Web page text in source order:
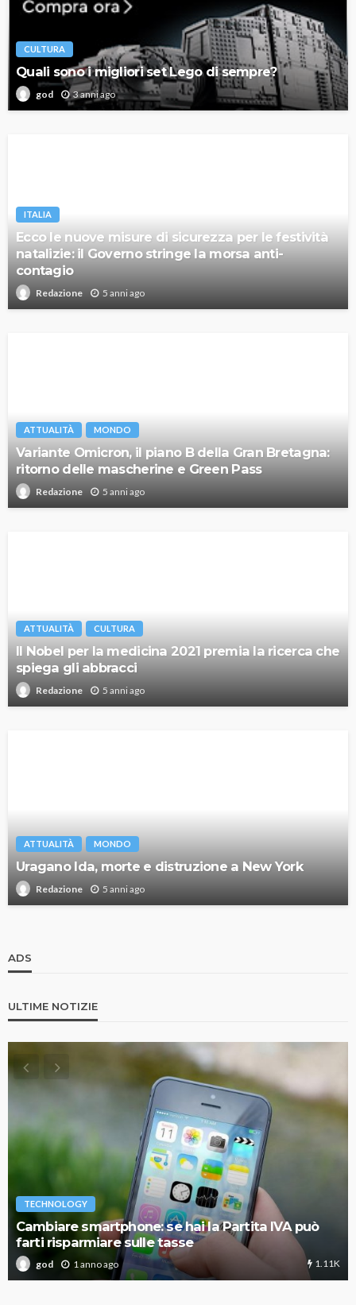
CULTURA
Quali sono i migliori set Lego di sempre?
god 3 anni ago
ITALIA
Ecco le nuove misure di sicurezza per le festività
natalizie: il Governo stringe la morsa anti-
contagio
Redazione 5 anni ago
ATTUALITÀ MONDO
Variante Omicron, il piano B della Gran Bretagna:
ritorno delle mascherine e Green Pass
Redazione 5 anni ago
ATTUALITÀ CULTURA
Il Nobel per la medicina 2021 premia la ricerca che
spiega gli abbracci
Redazione 5 anni ago
ATTUALITÀ MONDO
Uragano Ida, morte e distruzione a New York
Redazione 5 anni ago
ADS
ULTIME NOTIZIE
TECHNOLOGY
Cambiare smartphone: se hai la Partita IVA può
farti risparmiare sulle tasse
god 1 anno ago 1.11K